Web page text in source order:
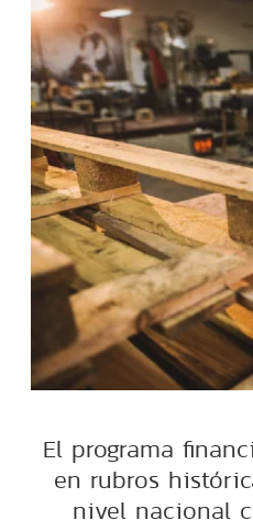
El programa
en rubros
nivel nacional